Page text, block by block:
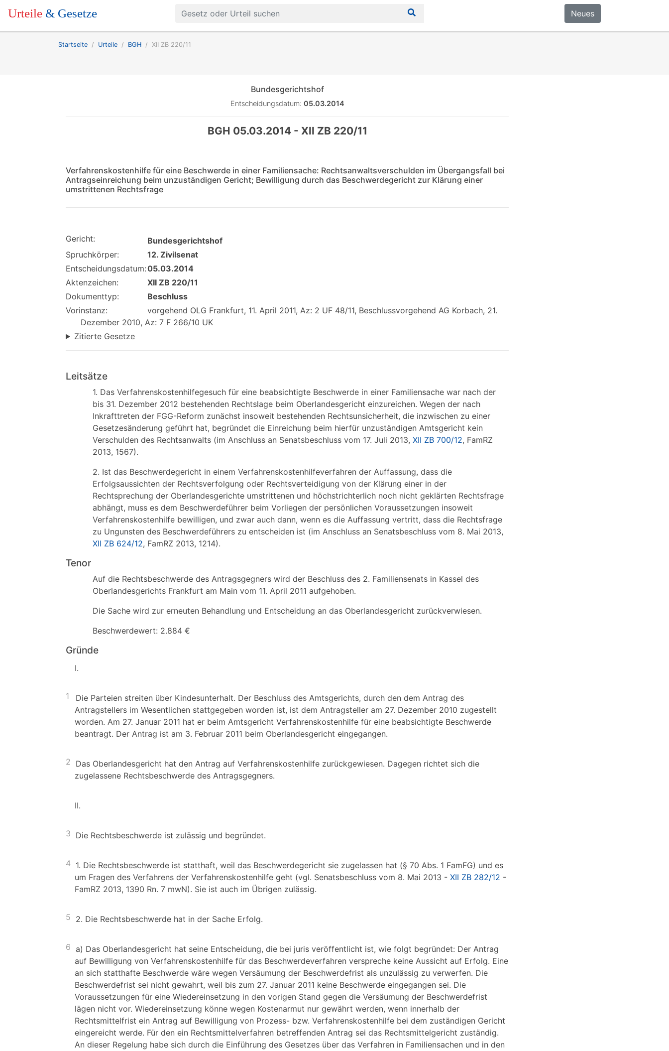
Urteile & Gesetze Neues
Startseite Urteile BGH XII ZB 220/11
Bundesgerichtshof
Entscheidungsdatum: 05.03.2014
BGH 05.03.2014 - XII ZB 220/11
Verfahrenskostenhilfe für eine Beschwerde in einer Familiensache: Rechtsanwaltsverschulden im Übergangsfall bei
Antragseinreichung beim unzuständigen Gericht; Bewilligung durch das Beschwerdegericht zur Klärung einer
umstrittenen Rechtsfrage
Gericht:
Bundesgerichtshof
Spruchkörper:
12. Zivilsenat
Entscheidungsdatum:05.03.2014
Aktenzeichen:
XII ZB 220/11
Dokumenttyp:
Beschluss
Vorinstanz:
vorgehend OLG Frankfurt, 11. April 2011, Az: 2 UF 48/11, Beschlussvorgehend AG Korbach, 21.
Dezember 2010, Az: 7 F 266/10 UK
Zitierte Gesetze
Leitsätze
1. Das Verfahrenskostenhilfegesuch für eine beabsichtigte Beschwerde in einer Familiensache war nach der
bis 31. Dezember 2012 bestehenden Rechtslage beim Oberlandesgericht einzureichen. Wegen der nach
Inkrafttreten der FGG-Reform zunächst insoweit bestehenden Rechtsunsicherheit, die inzwischen zu einer
Gesetzesänderung geführt hat, begründet die Einreichung beim hierfür unzuständigen Amtsgericht kein
Verschulden des Rechtsanwalts (im Anschluss an Senatsbeschluss vom 17. Juli 2013, XII ZB 700/12, FamRZ
2013, 1567).
2. Ist das Beschwerdegericht in einem Verfahrenskostenhilfeverfahren der Auffassung, dass die
Erfolgsaussichten der Rechtsverfolgung oder Rechtsverteidigung von der Klärung einer in der
Rechtsprechung der Oberlandesgerichte umstrittenen und höchstrichterlich noch nicht geklärten Rechtsfrage
abhängt, muss es dem Beschwerdeführer beim Vorliegen der persönlichen Voraussetzungen insoweit
Verfahrenskostenhilfe bewilligen, und zwar auch dann, wenn es die Auffassung vertritt, dass die Rechtsfrage
zu Ungunsten des Beschwerdeführers zu entscheiden ist (im Anschluss an Senatsbeschluss vom 8. Mai 2013,
XII ZB 624/12, FamRZ 2013, 1214).
Tenor
Auf die Rechtsbeschwerde des Antragsgegners wird der Beschluss des 2. Familiensenats in Kassel des
Oberlandesgerichts Frankfurt am Main vom 11. April 2011 aufgehoben.
Die Sache wird zur erneuten Behandlung und Entscheidung an das Oberlandesgericht zurückverwiesen.
Beschwerdewert: 2.884 €
Gründe
I.
1
Die Parteien streiten über Kindesunterhalt. Der Beschluss des Amtsgerichts, durch den dem Antrag des
Antragstellers im Wesentlichen stattgegeben worden ist, ist dem Antragsteller am 27. Dezember 2010 zugestellt
worden. Am 27. Januar 2011 hat er beim Amtsgericht Verfahrenskostenhilfe für eine beabsichtigte Beschwerde
beantragt. Der Antrag ist am 3. Februar 2011 beim Oberlandesgericht eingegangen.
2 Das Oberlandesgericht hat den Antrag auf Verfahrenskostenhilfe zurückgewiesen. Dagegen richtet sich die
zugelassene Rechtsbeschwerde des Antragsgegners.
II.
3 Die Rechtsbeschwerde ist zulässig und begründet.
4 1. Die Rechtsbeschwerde ist statthaft, weil das Beschwerdegericht sie zugelassen hat (§ 70 Abs. 1 FamFG) und es
um Fragen des Verfahrens der Verfahrenskostenhilfe geht (vgl. Senatsbeschluss vom 8. Mai 2013 - XII ZB 282/12 -
FamRZ 2013, 1390 Rn. 7 mwN). Sie ist auch im Übrigen zulässig.
5 2. Die Rechtsbeschwerde hat in der Sache Erfolg.
6 a) Das Oberlandesgericht hat seine Entscheidung, die bei juris veröffentlicht ist, wie folgt begründet: Der Antrag
auf Bewilligung von Verfahrenskostenhilfe für das Beschwerdeverfahren verspreche keine Aussicht auf Erfolg. Eine
an sich statthafte Beschwerde wäre wegen Versäumung der Beschwerdefrist als unzulässig zu verwerfen. Die
Beschwerdefrist sei nicht gewahrt, weil bis zum 27. Januar 2011 keine Beschwerde eingegangen sei. Die
Voraussetzungen für eine Wiedereinsetzung in den vorigen Stand gegen die Versäumung der Beschwerdefrist
lägen nicht vor. Wiedereinsetzung könne wegen Kostenarmut nur gewährt werden, wenn innerhalb der
Rechtsmittelfrist ein Antrag auf Bewilligung von Prozess- bzw. Verfahrenskostenhilfe bei dem zuständigen Gericht
eingereicht werde. Für den ein Rechtsmittelverfahren betreffenden Antrag sei das Rechtsmittelgericht zuständig.
An dieser Regelung habe sich durch die Einführung des Gesetzes über das Verfahren in Familiensachen und in den